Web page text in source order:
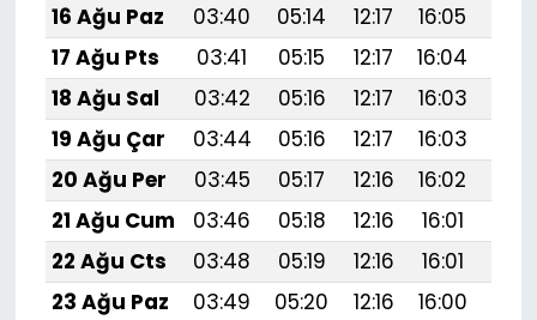
16 Ağu Paz
03:40 05:14 12:17 16:05
17 Ağu Pts
03:41 05:15 12:17 16:04
18 Ağu Sal
03:42 05:16 12:17 16:03
19 Ağu Çar
03:44 05:16 12:17 16:03
20 Ağu Per
03:45 05:17 12:16 16:02
21 Ağu Cum
03:46 05:18 12:16 16:01
22 Ağu Cts
03:48 05:19 12:16 16:01
23 Ağu Paz
03:49 05:20 12:16 16:00